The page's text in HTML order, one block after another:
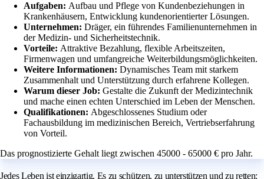
Aufgaben: Aufbau und Pflege von Kundenbeziehungen in
Krankenhäusern, Entwicklung kundenorientierter Lösungen.
Unternehmen: Dräger, ein führendes Familienunternehmen in
der Medizin- und Sicherheitstechnik.
Vorteile: Attraktive Bezahlung, flexible Arbeitszeiten,
Firmenwagen und umfangreiche Weiterbildungsmöglichkeiten.
Weitere Informationen: Dynamisches Team mit starkem
Zusammenhalt und Unterstützung durch erfahrene Kollegen.
Warum dieser Job: Gestalte die Zukunft der Medizintechnik
und mache einen echten Unterschied im Leben der Menschen.
Qualifikationen: Abgeschlossenes Studium oder
Fachausbildung im medizinischen Bereich, Vertriebserfahrung
von Vorteil.
Das prognostizierte Gehalt liegt zwischen 45000 - 65000 € pro Jahr.
Jedes Leben ist einzigartig. Es zu schützen, zu unterstützen und zu retten: